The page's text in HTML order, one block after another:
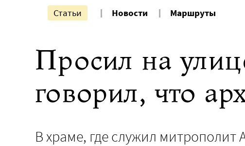
Статьи Новости Маршруты
Просил на
говорил, что
В храме, где служил